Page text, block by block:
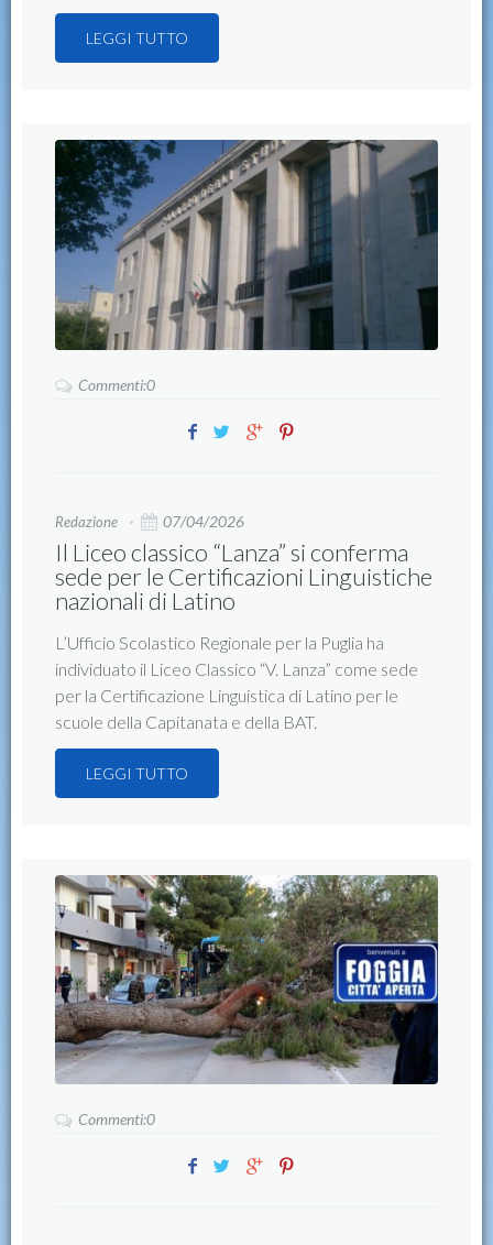
LEGGI TUTTO
Commenti:0
Redazione 07/04/2026
Il Liceo classico “Lanza” si conferma
sede per le Certificazioni Linguistiche
nazionali di Latino
L’Ufficio Scolastico Regionale per la Puglia ha
individuato il Liceo Classico “V. Lanza” come sede
per la Certificazione Linguistica di Latino per le
scuole della Capitanata e della BAT.
LEGGI TUTTO
Commenti:0